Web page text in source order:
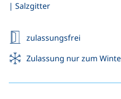
| Salzgitter
zulassungsfrei
Zulassung nur zum